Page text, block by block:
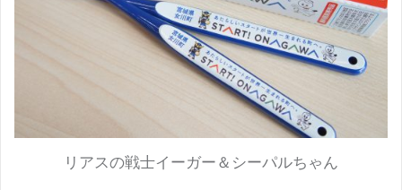
リアスの戦士イーガー＆シーパルちゃん